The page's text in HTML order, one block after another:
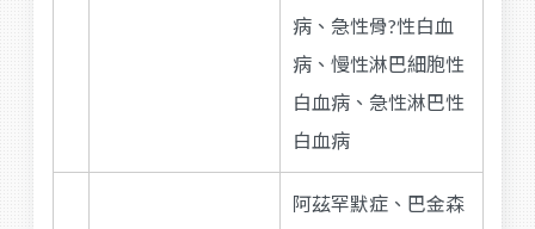
病、急性骨?性白血
病、慢性淋巴細胞性
白血病、急性淋巴性
白血病
阿茲罕默症、巴金森